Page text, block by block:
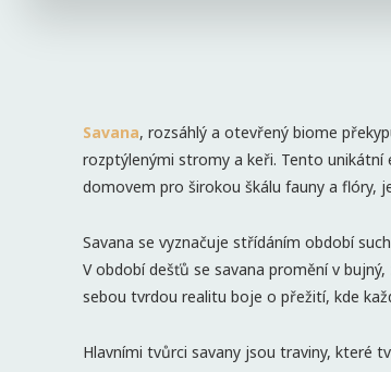
Savana, rozsáhlý a otevřený biome
rozptýlenými stromy a keři. Tento unikátní
domovem pro širokou škálu fauny a flóry,
Savana se vyznačuje střídáním období
V období dešťů se savana promění v
sebou tvrdou realitu boje o přežití, kde
Hlavními tvůrci savany jsou traviny, které